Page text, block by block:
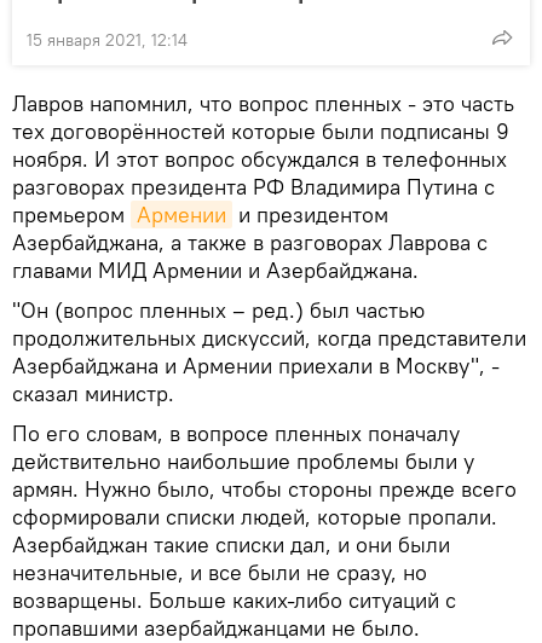
15 января 2021, 12:14
Лавров напомнил, что вопрос пленных - это часть
тех договорённостей которые были подписаны 9
ноября. И этот вопрос обсуждался в телефонных
разговорах президента РФ Владимира Путина с
премьером Армении и президентом
Азербайджана, а также в разговорах Лаврова с
главами МИД Армении и Азербайджана.
"Он (вопрос пленных – ред.) был частью
продолжительных дискуссий, когда представители
Азербайджана и Армении приехали в Москву", -
сказал министр.
По его словам, в вопросе пленных поначалу
действительно наибольшие проблемы были у
армян. Нужно было, чтобы стороны прежде всего
сформировали списки людей, которые пропали.
Азербайджан такие списки дал, и они были
незначительные, и все были не сразу, но
возварщены. Больше каких-либо ситуаций с
пропавшими азербайджанцами не было.